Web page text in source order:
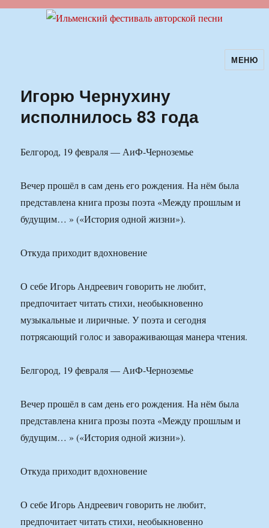
Ильменский фестиваль авторскойМЕНЮ
Игорю Чернухину
исполнилось 83 года
Белгород, 19 февраля — АиФ-Черноземье
Вечер прошёл в сам день его рождения. На нём была
представлена книга прозы поэта «Между прошлым и
будущим… » («История одной жизни»).
Откуда приходит вдохновение
О себе Игорь Андреевич говорить не любит,
предпочитает читать стихи, необыкновенно
музыкальные и лиричные. У поэта и сегодня
потрясающий голос и завораживающая манера чтения.
Белгород, 19 февраля — АиФ-Черноземье
Вечер прошёл в сам день его рождения. На нём была
представлена книга прозы поэта «Между прошлым и
будущим… » («История одной жизни»).
Откуда приходит вдохновение
О себе Игорь Андреевич говорить не любит,
предпочитает читать стихи, необыкновенно